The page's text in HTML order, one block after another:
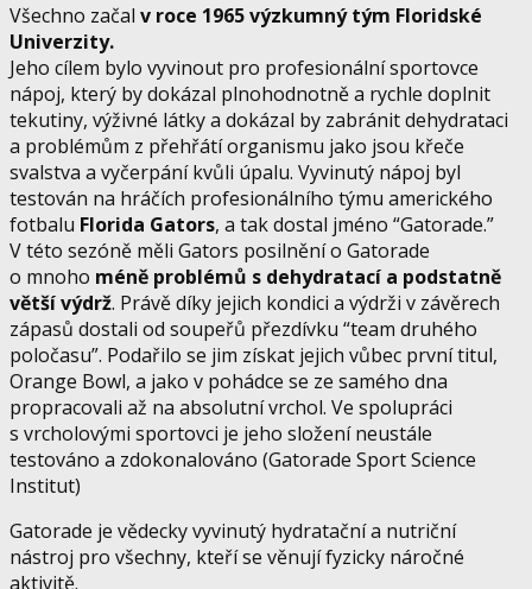
Všechno začal v roce 1965 výzkumný tým Floridské
Univerzity.
Jeho cílem bylo vyvinout pro profesionální sportovce
nápoj, který by dokázal plnohodnotně a rychle doplnit
tekutiny, výživné látky a dokázal by zabránit dehydrataci
a problémům z přehřátí organismu jako jsou křeče
svalstva a vyčerpání kvůli úpalu. Vyvinutý nápoj byl
testován na hráčích profesionálního týmu amerického
fotbalu Florida Gators, a tak dostal jméno “Gatorade.”
V této sezóně měli Gators posilnění o Gatorade
o mnoho méně problémů s dehydratací a podstatně
větší výdrž. Právě díky jejich kondici a výdrži v závěrech
zápasů dostali od soupeřů přezdívku “team druhého
poločasu”. Podařilo se jim získat jejich vůbec první titul,
Orange Bowl, a jako v pohádce se ze samého dna
propracovali až na absolutní vrchol. Ve spolupráci
s vrcholovými sportovci je jeho složení neustále
testováno a zdokonalováno (Gatorade Sport Science
Institut)
Gatorade je vědecky vyvinutý hydratační a nutriční
nástroj pro všechny, kteří se věnují fyzicky náročné
aktivitě.